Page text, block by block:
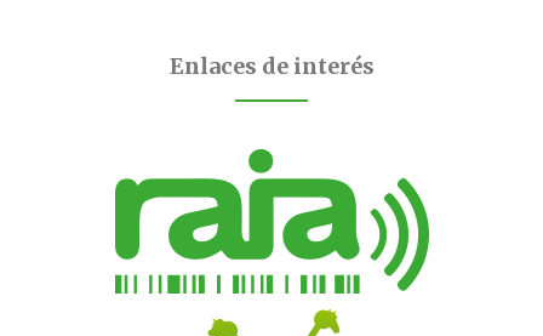
Enlaces de interés